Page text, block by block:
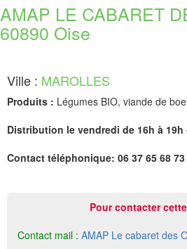
AMAP LE CABARET
60890 Oise
Ville : MAROLLES
Produits : Légumes BIO, viande de
Distribution le vendredi de 16h à
Contact téléphonique: 06 37 65 68 73
Pour contacter
Contact mail : AMAP Le cabaret des